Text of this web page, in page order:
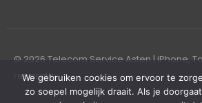
© 2026 Telecom Service Asten | iPhone,
reparatie
We gebruiken cookies om ervoor te
zo soepel mogelijk draait. Als je